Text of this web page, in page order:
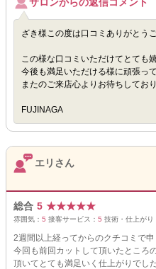
ざき様この度は口コミありがとう
この様な口コミいただけてとても
今後も満足いただける様に頑張って
またのご来店心よりお待ちしており
FUJINAGA
エリさん
総合 5 ★★★★★
雰囲気： 5 接客サービス： 5 技術・仕上がり
2週間以上経ってからのクチコミで申
今回も前回カットして頂いたところ
頂いてとても満足いく仕上がりでし